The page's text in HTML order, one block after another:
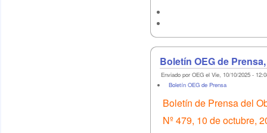
Boletín OEG de Prensa,
Enviado por OEG el Vie, 10/10/2025 -
Boletín OEG de Prensa
Boletín de Prensa del
Nº 479, 10 de octubre,